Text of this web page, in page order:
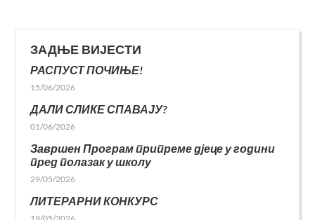
ЗАДЊЕ ВИЈЕСТИ
РАСПУСТ ПОЧИЊЕ!
15/06/2026
ДАЛИ СЛИКЕ СПАВАЈУ?
01/06/2026
Завршен Програм припреме дјеце у години
пред полазак у школу
29/05/2026
ЛИТЕРАРНИ КОНКУРС